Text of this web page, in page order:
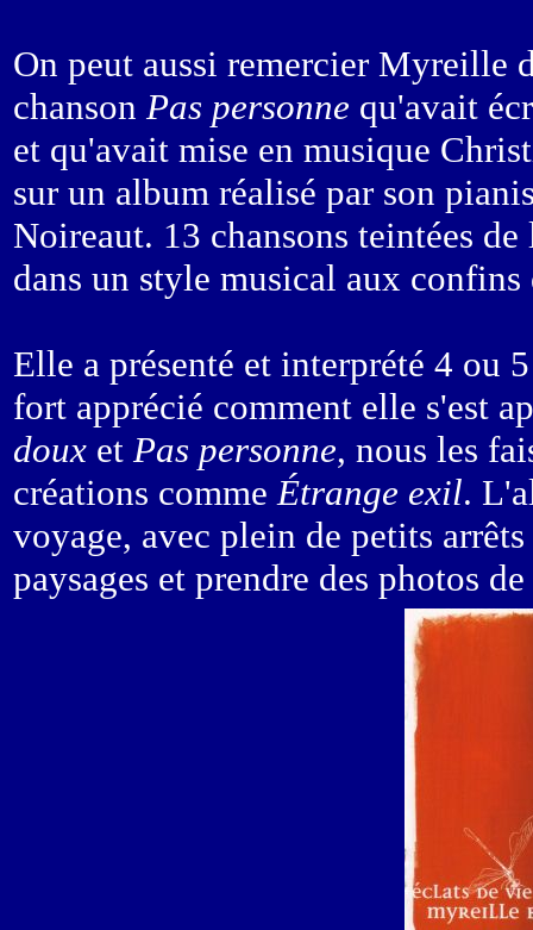
On peut aussi remercier Myreille
chanson Pas personne qu'avait
et qu'avait mise en musique
sur un album réalisé par son
Noireaut. 13 chansons teintées
dans un style musical aux
Elle a présenté et interprété 4 ou
fort apprécié comment elle s'est
doux et Pas personne, nous les
créations commeÉtrange exil.
voyage, avec plein de petits
paysages et prendre des photos